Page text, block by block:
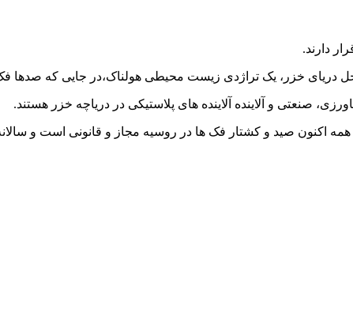
دارند.
دریای خزر، یک تراژدی زیست محیطی هولناک،در جایی که
صنعتی و آلاینده آلاینده های پلاستیکی در دریاچه خزر هستند.